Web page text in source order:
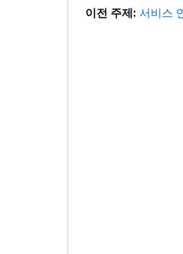
이전 주제: 서비스